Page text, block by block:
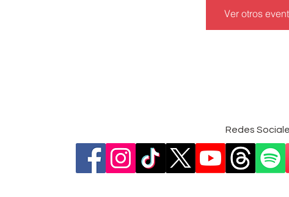
Ver otros
Redes